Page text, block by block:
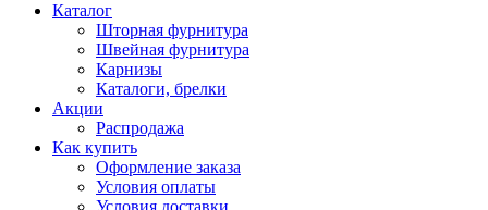
Каталог
Шторная фурнитура
Швейная фурнитура
Карнизы
Каталоги, брелки
Акции
Распродажа
Как купить
Оформление заказа
Условия оплаты
Условия доставки